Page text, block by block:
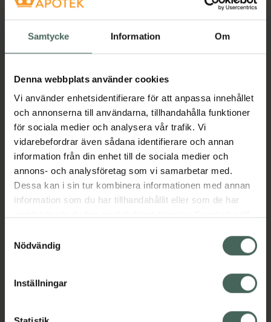
Samtycke Information Om
Denna webbplats använder cookies
Vi använder enhetsidentifierare för att anpassa innehållet
och annonserna till användarna, tillhandahålla funktioner
för sociala medier och analysera vår trafik. Vi
vidarebefordrar även sådana identifierare och annan
information från din enhet till de sociala medier och
annons- och analysföretag som vi samarbetar med.
Dessa kan i sin tur kombinera informationen med annan
information som du har tillhandahållit eller som de har
återkalla ditt samtycke via webbplatsens
cookieinställningar. Ett återkallat samtycke påverkar inte
lagligheten av behandling som skett innan återkallelsen.
Nödvändig
Inställningar
Köp via ditt recept
Beskrivning Dölj
Läs alltid bipacksedeln innan
användning.
EAN:
07046260964785